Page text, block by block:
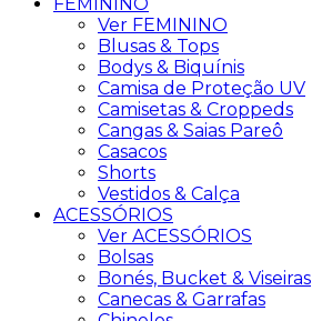
Ver FEMININO
Blusas & Tops
Bodys & Biquínis
Camisa de Proteção UV
Camisetas & Croppeds
Cangas & Saias Pareô
Casacos
Shorts
Vestidos & Calça
ACESSÓRIOS
Ver ACESSÓRIOS
Bolsas
Bonés, Bucket & Viseiras
Canecas & Garrafas